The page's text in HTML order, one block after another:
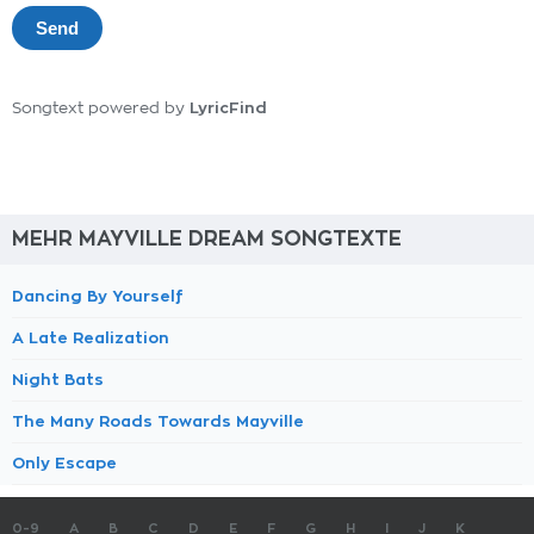
Songtext powered by LyricFind
MEHR MAYVILLE DREAM SONGTEXTE
Dancing By Yourself
A Late Realization
Night Bats
The Many Roads Towards Mayville
Only Escape
0-9 A B C D E F G H J K